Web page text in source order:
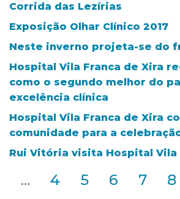
Corrida das Lezírias
Exposição Olhar Clínico 2017
Neste inverno projeta-se do
Hospital Vila Franca de Xira
como o segundo melhor do
excelência clínica
Hospital Vila Franca de Xira
comunidade para a
Rui Vitória visita Hospital Vila
... 4 5 6 7 8